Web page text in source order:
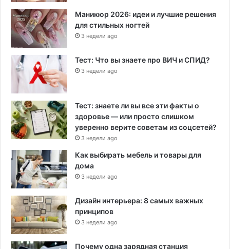
Маникюр 2026: идеи и лучшие решения
для стильных ногтей
3 недели ago
Тест: Что вы знаете про ВИЧ и СПИД?
3 недели ago
Тест: знаете ли вы все эти факты о
здоровье — или просто слишком
уверенно верите советам из соцсетей?
3 недели ago
Как выбирать мебель и товары для
дома
3 недели ago
Дизайн интерьера: 8 самых важных
принципов
3 недели ago
Почему одна зарядная станция